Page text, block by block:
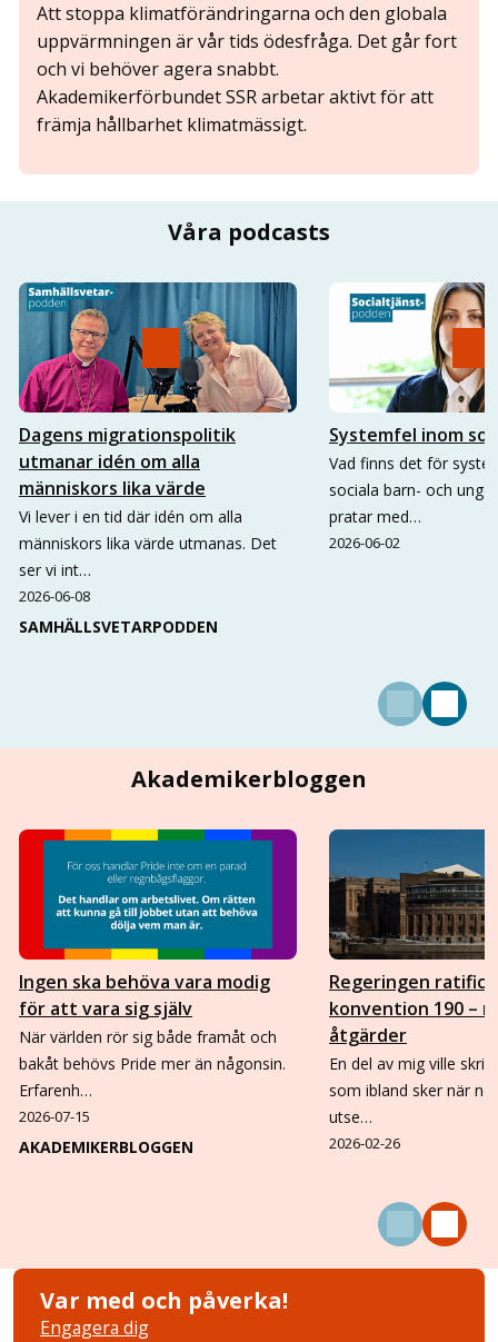
Att stoppa klimatförändringarna och den globala
uppvärmningen är vår tids ödesfråga. Det går fort
och vi behöver agera snabbt.
Akademikerförbundet SSR arbetar aktivt för att
främja hållbarhet klimatmässigt.
Våra podcasts
Dagens migrationspolitik
utmanar idén om alla
människors lika värde
Vi lever i en tid där idén om alla
människors lika värde utmanas. Det
ser vi int…
2026-06-08
SAMHÄLLSVETARPODDEN
Systemfel inom
Vad finns det för
sociala barn- och
pratar med…
2026-06-02
Akademikerbloggen
Ingen ska behöva vara modig
för att vara sig själv
När världen rör sig både framåt och
bakåt behövs Pride mer än någonsin.
Erfarenh…
2026-07-15
AKADEMIKERBLOGGEN
Regeringen
konvention 190 –
åtgärder
En del av mig ville
som ibland sker när
utse…
2026-02-26
Var med och påverka!
Engagera dig